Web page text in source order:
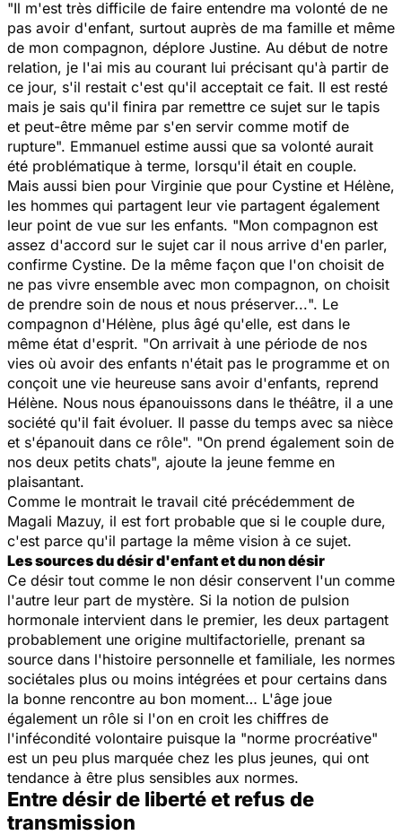
"Il m'est très difficile de faire entendre ma volonté de ne
pas avoir d'enfant, surtout auprès de ma famille et même
de mon compagnon, déplore Justine. Au début de notre
relation, je l'ai mis au courant lui précisant qu'à partir de
ce jour, s'il restait c'est qu'il acceptait ce fait. Il est resté
mais je sais qu'il finira par remettre ce sujet sur le tapis
et peut-être même par s'en servir comme motif de
rupture". Emmanuel estime aussi que sa volonté aurait
été problématique à terme, lorsqu'il était en couple.
Mais aussi bien pour Virginie que pour Cystine et Hélène,
les hommes qui partagent leur vie partagent également
leur point de vue sur les enfants. "Mon compagnon est
assez d'accord sur le sujet car il nous arrive d'en parler,
confirme Cystine. De la même façon que l'on choisit de
ne pas vivre ensemble avec mon compagnon, on choisit
de prendre soin de nous et nous préserver...". Le
compagnon d'Hélène, plus âgé qu'elle, est dans le
même état d'esprit. "On arrivait à une période de nos
vies où avoir des enfants n'était pas le programme et on
conçoit une vie heureuse sans avoir d'enfants, reprend
Hélène. Nous nous épanouissons dans le théâtre, il a une
société qu'il fait évoluer. Il passe du temps avec sa nièce
et s'épanouit dans ce rôle". "On prend également soin de
nos deux petits chats", ajoute la jeune femme en
plaisantant.
Comme le montrait le travail cité précédemment de
Magali Mazuy, il est fort probable que si le couple dure,
c'est parce qu'il partage la même vision à ce sujet.
Les sources du désir d'enfant et du non désir
Ce désir tout comme le non désir conservent l'un comme
l'autre leur part de mystère. Si la notion de pulsion
hormonale intervient dans le premier, les deux partagent
probablement une origine multifactorielle, prenant sa
source dans l'histoire personnelle et familiale, les normes
sociétales plus ou moins intégrées et pour certains dans
la bonne rencontre au bon moment… L'âge joue
également un rôle si l'on en croit les chiffres de
l'infécondité volontaire puisque la "norme procréative"
est un peu plus marquée chez les plus jeunes, qui ont
tendance à être plus sensibles aux normes.
Entre désir de liberté et refus de
transmission